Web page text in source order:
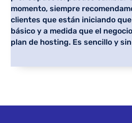
momento, siempre
clientes que están iniciando
básico y a medida que el
plan de hosting. Es sencillo y